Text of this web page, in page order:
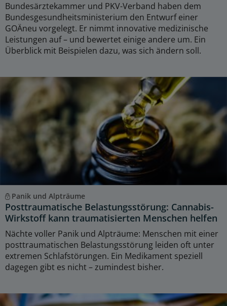
Bundesärztekammer und PKV-Verband haben dem
Bundesgesundheitsministerium den Entwurf einer
GOÄneu vorgelegt. Er nimmt innovative medizinische
Leistungen auf – und bewertet einige andere um. Ein
Überblick mit Beispielen dazu, was sich ändern soll.
Panik und Alpträume
Posttraumatische Belastungsstörung: Cannabis-
Wirkstoff kann traumatisierten Menschen helfen
Nächte voller Panik und Alpträume: Menschen mit einer
posttraumatischen Belastungsstörung leiden oft unter
extremen Schlafstörungen. Ein Medikament speziell
dagegen gibt es nicht – zumindest bisher.